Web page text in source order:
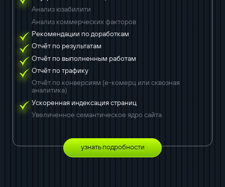
Анализ юзабилити
Анализ коммерческих факторов
Рекомендации по доработкам
Отчёт по результатам
Отчёт по выполненным работам
Отчёт по трафику
Отчёт по конверсиям (е-комерц или сквозная
аналитика)
Ускоренная индексация страниц
Увеличенное семантическое ядро сайта
узнать подробности